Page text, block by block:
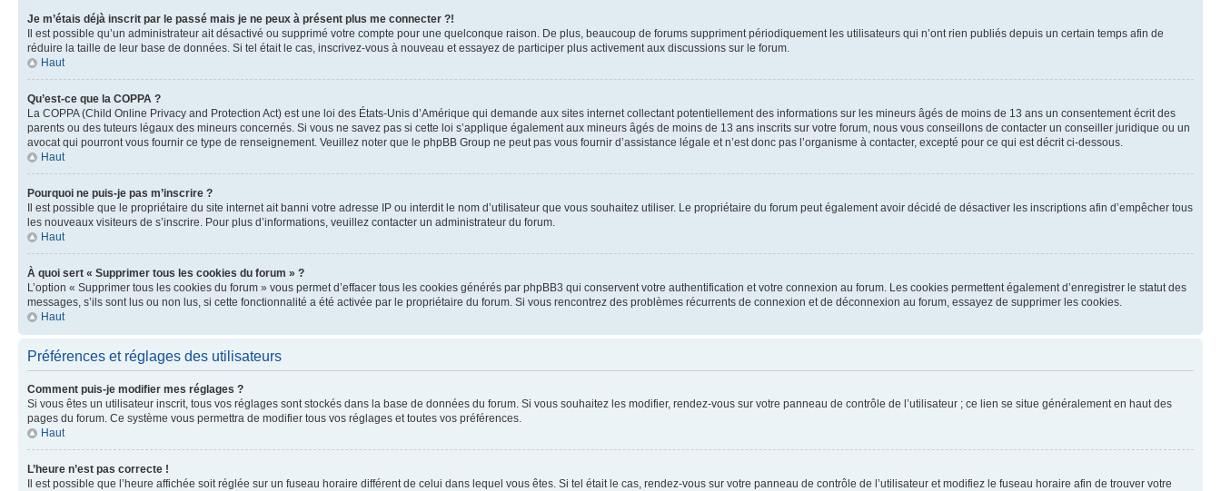
Je m’étais déjà inscrit par le passé mais je ne peux à présent plus me connecter ?!
Il est possible qu’un administrateur ait désactivé ou supprimé votre compte pour une quelconque raison. De plus, beaucoup de forums suppriment périodiquement les utilisateurs qui n’ont rien publiés depuis un certain temps afin de
réduire la taille de leur base de données. Si tel était le cas, inscrivez-vous à nouveau et essayez de participer plus activement aux discussions sur le forum.
Haut
Qu’est-ce que la COPPA ?
La COPPA (Child Online Privacy and Protection Act) est une loi des États-Unis d’Amérique qui demande aux sites internet collectant potentiellement des informations sur les mineurs âgés de moins de 13 ans un consentement écrit des
parents ou des tuteurs légaux des mineurs concernés. Si vous ne savez pas si cette loi s’applique également aux mineurs âgés de moins de 13 ans inscrits sur votre forum, nous vous conseillons de contacter un conseiller juridique ou un
avocat qui pourront vous fournir ce type de renseignement. Veuillez noter que le phpBB Group ne peut pas vous fournir d’assistance légale et n’est donc pas l’organisme à contacter, excepté pour ce qui est décrit ci-dessous.
Haut
Pourquoi ne puis-je pas m’inscrire ?
Il est possible que le propriétaire du site internet ait banni votre adresse IP ou interdit le nom d’utilisateur que vous souhaitez utiliser. Le propriétaire du forum peut également avoir décidé de désactiver les inscriptions afin d’empêcher tous
les nouveaux visiteurs de s’inscrire. Pour plus d’informations, veuillez contacter un administrateur du forum.
Haut
À quoi sert « Supprimer tous les cookies du forum » ?
L’option « Supprimer tous les cookies du forum » vous permet d’effacer tous les cookies générés par phpBB3 qui conservent votre authentification et votre connexion au forum. Les cookies permettent également d’enregistrer le statut des
messages, s’ils sont lus ou non lus, si cette fonctionnalité a été activée par le propriétaire du forum. Si vous rencontrez des problèmes récurrents de connexion et de déconnexion au forum, essayez de supprimer les cookies.
Haut
Préférences et réglages des utilisateurs
Comment puis-je modifier mes réglages ?
Si vous êtes un utilisateur inscrit, tous vos réglages sont stockés dans la base de données du forum. Si vous souhaitez les modifier, rendez-vous sur votre panneau de contrôle de l’utilisateur ; ce lien se situe généralement en haut des
pages du forum. Ce système vous permettra de modifier tous vos réglages et toutes vos préférences.
Haut
L’heure n’est pas correcte !
Il est possible que l’heure affichée soit réglée sur un fuseau horaire différent de celui dans lequel vous êtes. Si tel était le cas, rendez-vous sur votre panneau de contrôle de l’utilisateur et modifiez le fuseau horaire afin de trouver votre